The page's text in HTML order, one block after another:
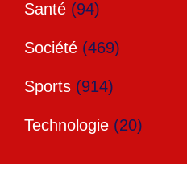
Santé (94)
Société (469)
Sports (914)
Technologie (20)